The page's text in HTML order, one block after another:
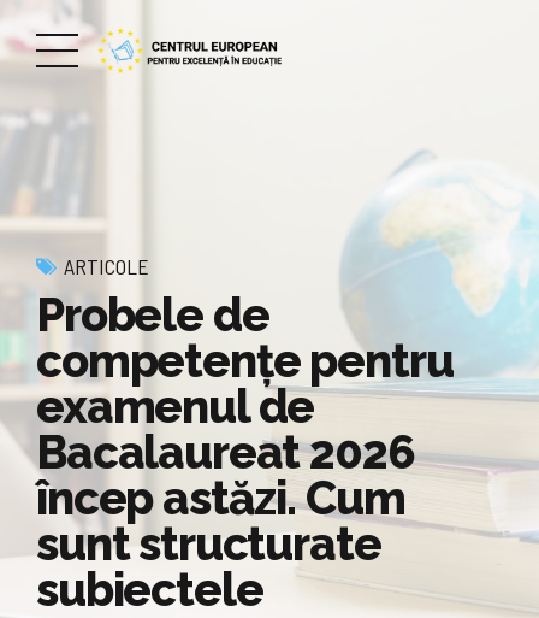
ARTICOLE
Probele de
competențe pentru
examenul de
Bacalaureat 2026
încep astăzi. Cum
sunt structurate
subiectele